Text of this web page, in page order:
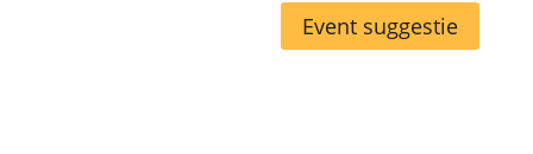
Event suggestie